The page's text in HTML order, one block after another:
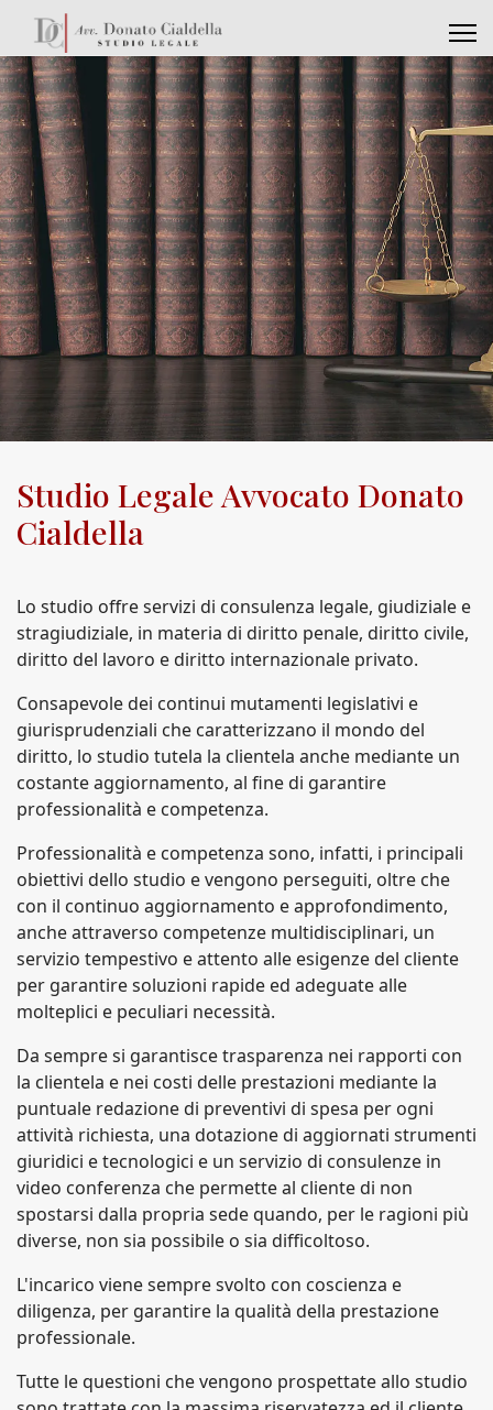
Studio Legale Avvocato Donato
Cialdella
Lo studio offre servizi di consulenza legale, giudiziale e
stragiudiziale, in materia di diritto penale, diritto civile,
diritto del lavoro e diritto internazionale privato.
Consapevole dei continui mutamenti legislativi e
giurisprudenziali che caratterizzano il mondo del
diritto, lo studio tutela la clientela anche mediante un
costante aggiornamento, al fine di garantire
professionalità e competenza.
Professionalità e competenza sono, infatti, i principali
obiettivi dello studio e vengono perseguiti, oltre che
con il continuo aggiornamento e approfondimento,
anche attraverso competenze multidisciplinari, un
servizio tempestivo e attento alle esigenze del cliente
per garantire soluzioni rapide ed adeguate alle
molteplici e peculiari necessità.
Da sempre si garantisce trasparenza nei rapporti con
la clientela e nei costi delle prestazioni mediante la
puntuale redazione di preventivi di spesa per ogni
attività richiesta, una dotazione di aggiornati strumenti
giuridici e tecnologici e un servizio di consulenze in
video conferenza che permette al cliente di non
spostarsi dalla propria sede quando, per le ragioni più
diverse, non sia possibile o sia difficoltoso.
L'incarico viene sempre svolto con coscienza e
diligenza, per garantire la qualità della prestazione
professionale.
Tutte le questioni che vengono prospettate allo studio